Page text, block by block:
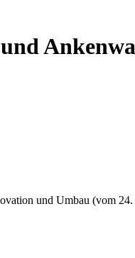
und Umbau (vom 24.